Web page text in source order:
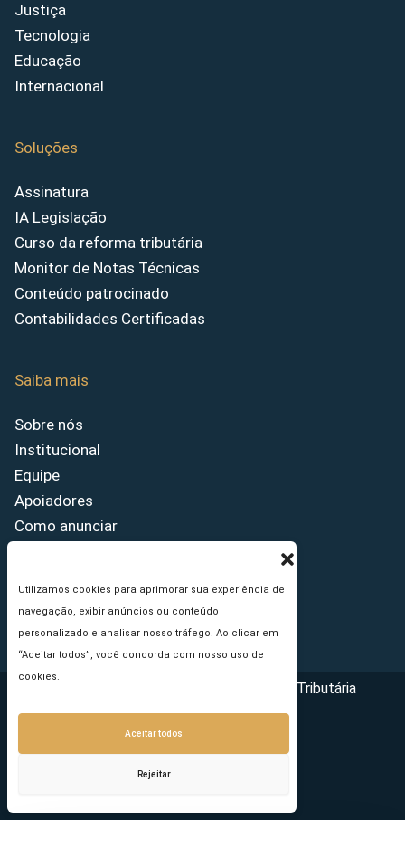
Utilizamos cookies para aprimorar sua experiência de
navegação, exibir anúncios ou conteúdo
personalizado e analisar nosso tráfego. Ao clicar em
“Aceitar todos”, você concorda com nosso uso de
cookies.
Aceitar todos
Rejeitar
Justiça
Tecnologia
Educação
Internacional
Soluções
Assinatura
IA Legislação
Curso da reforma tributária
Monitor de Notas Técnicas
Conteúdo patrocinado
Contabilidades Certificadas
Saiba mais
Sobre nós
Institucional
Equipe
Apoiadores
Como anunciar
Princípios Editoriais
Copyright © 2026 - Portal da Reforma Tributária